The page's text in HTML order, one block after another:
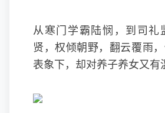
从寒门学霸陆悯，到司礼
贤，权倾朝野，翻云覆雨
表象下，却对养子养女又有